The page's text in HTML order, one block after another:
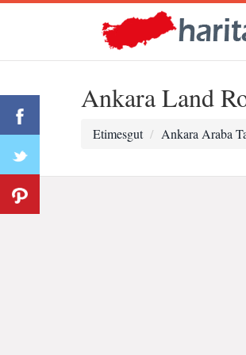
Ankara Land
Etimesgut Ankara Araba